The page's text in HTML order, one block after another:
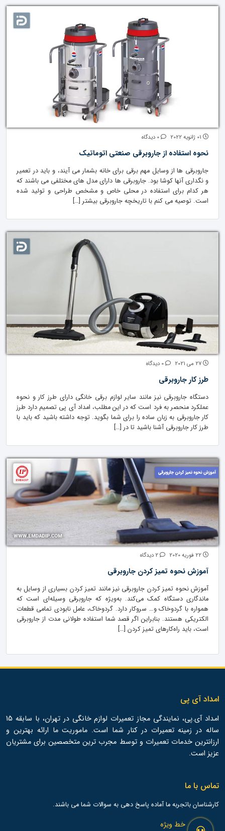
نحوه استفاده از جاروبرقی صنعتی اتوماتیک
جاروبرقی ها از وسایل مهم برقی برای خانه بشمار می آیند، و باید در تعمیر
و نگداری آنها کوشا بود. جاروبرقی ها دارای مدل های مختلفی می باشند که
هر کدام برای استفاده در محلی خاص و مشخص طراحی و تولید شده
است. توصیه می کنم با تاریخچه جاروبرقی بیشتر […]
طرز کار جاروبرقی
دستگاه جاروبرقی نیز مانند سایر لوازم برقی خانگی دارای طرز کار و نحوه
عملکرد منحصر به فرد است که در این مطلب، امداد آی پی تصمیم دارد طرز
کار جاروبرقی به زبان ساده را برای شما بگوید. توجه داشته باشید که باید با
طرز کار جاروبرقی آشنا باشید تا در […]
آموزش نحوه تمیز کردن جاروبرقی
آموزش نحوه تمیز کردن جاروبرقی نیز مانند تمیز کردن بسیاری از وسایل به
ماندگاری دستگاه کمک می‌کند. به‌ویژه که جاروبرقی وسیله‌ای است که
همواره با گردوخاک و… سروکار دارد. گردوخاک، عامل نابودی تمامی قطعات
الکتریکی هستند. بنابراین اگر قصد شما استفاده طولانی مدت از جاروبرقی
است، باید راه‌کارهای تمیز کردن […]
امداد آی پی
امداد آی.پی، نمایندگی مجاز تعمیرات لوازم خانگی در تهران، با سابقه 15
ساله در زمینه تعمیرات در کنار شما است. ماموریت ما ارائه بهترین و
ارزانترین خدمات تعمیرات و توسط مجرب ترین متخصصین برای مشتریان
عزیز است.
تماس با ما
کارشناسان باتجربه ما آماده پاسخ دهی به سوالات شما می باشند.
خط ویژه